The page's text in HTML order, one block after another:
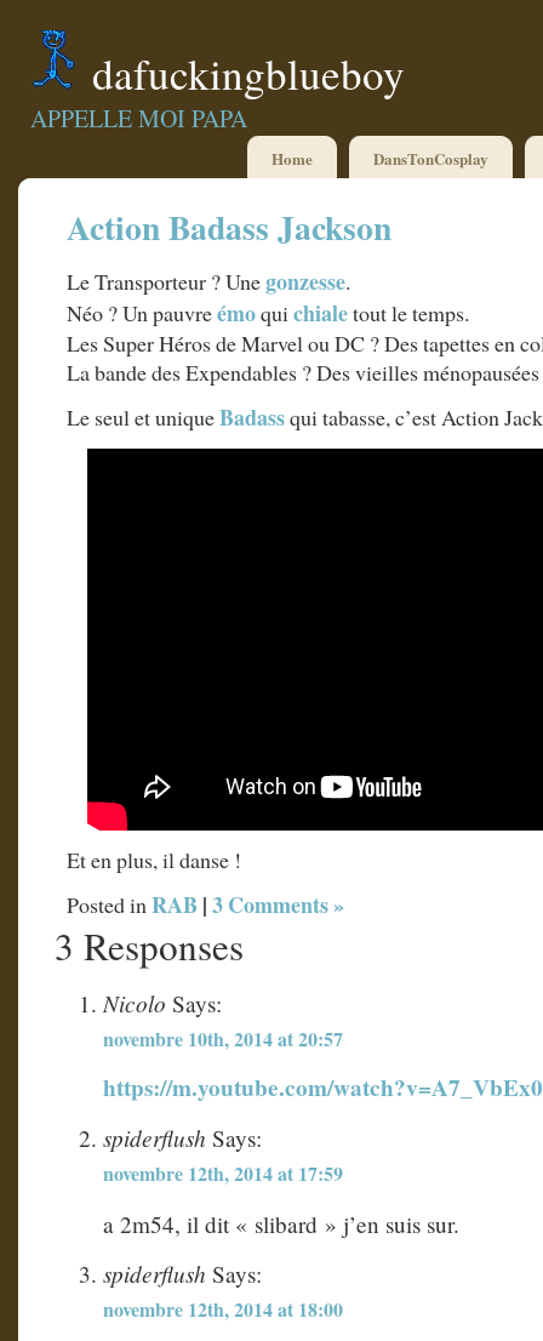
dafuckingblueboy
APPELLE MOI PAPA
Home DansTonCosplay
Action Badass Jackson
Le Transporteur ? Unegonzesse.
Néo ? Un pauvreémoquichialetout le temps.
Les Super Héros de Marvel ou DC ? Des tapettes en
La bande des Expendables ? Des vieilles
Le seul et uniqueBadassqui tabasse, c’est Action
Et en plus, il danse !
Posted inRAB |3 Comments »
3 Responses
Nicolo Says:
novembre 10th, 2014 at 20:57
https://m.youtube.com/
spiderflush Says:
novembre 12th, 2014 at 17:59
a 2m54, il dit « slibard » j’en suis sur.
spiderflush Says:
novembre 12th, 2014 at 18:00